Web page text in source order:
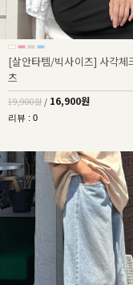
[살안타템/빅사이즈] 사각체
츠
19,900원 / 16,900원
리뷰 : 0